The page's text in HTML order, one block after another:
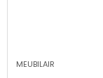
MEUBILAIR